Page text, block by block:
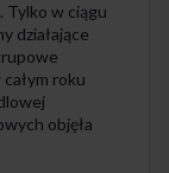
Tylko w ciągu
działające
roku
objęła